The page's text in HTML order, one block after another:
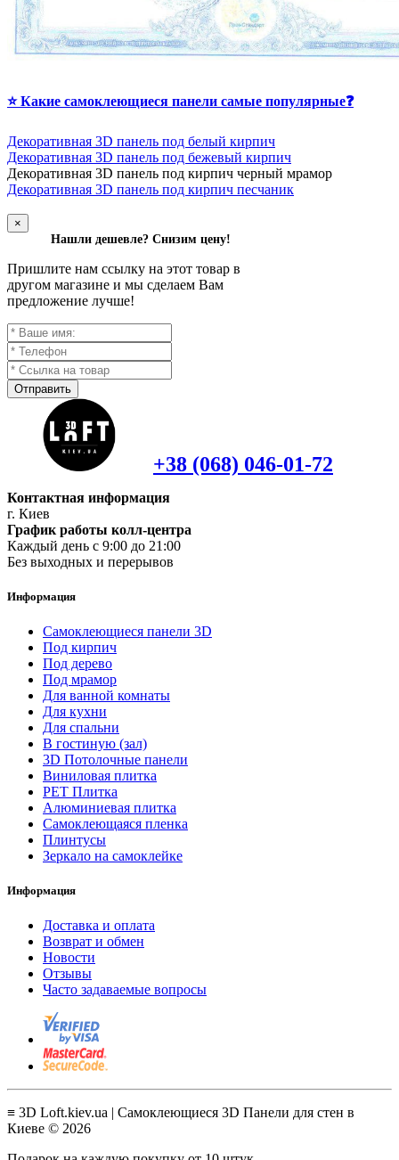
⭐ Какие самоклеющиеся панели самые популярные❓
Декоративная 3D панель под белый кирпич
Декоративная 3D панель под бежевый кирпич
Декоративная 3D панель под кирпич черный мрамор
Декоративная 3D панель под кирпич песчаник
×
Нашли дешевле? Снизим цену!
Пришлите нам ссылку на этот товар в
другом магазине и мы сделаем Вам
предложение лучше!
Отправить
+38 (068) 046-01-72
Контактная информация
г. Киев
График работы колл-центра
Каждый день с 9:00 до 21:00
Без выходных и перерывов
Информация
Самоклеющиеся панели 3D
Под кирпич
Под дерево
Под мрамор
Для ванной комнаты
Для кухни
Для спальни
В гостиную (зал)
3D Потолочные панели
Виниловая плитка
PET Плитка
Алюминиевая плитка
Самоклеющаяся пленка
Плинтусы
Зеркало на самоклейке
Информация
Доставка и оплата
Возврат и обмен
Новости
Отзывы
Часто задаваемые вопросы
≡ 3D Loft.kiev.ua | Самоклеющиеся 3D Панели для стен в
Киеве © 2026